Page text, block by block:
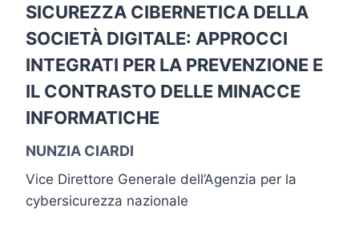
SICUREZZA CIBERNETICA DELLA
SOCIETÀ DIGITALE: APPROCCI
INTEGRATI PER LA PREVENZIONE E
IL CONTRASTO DELLE MINACCE
INFORMATICHE
NUNZIA CIARDI
Vice Direttore Generale dell’Agenzia per la
cybersicurezza nazionale